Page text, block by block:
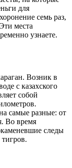
для
семь раз,
места
узнаете.
Возник в
с казахского
собой
самые разные: от
Во время
следы